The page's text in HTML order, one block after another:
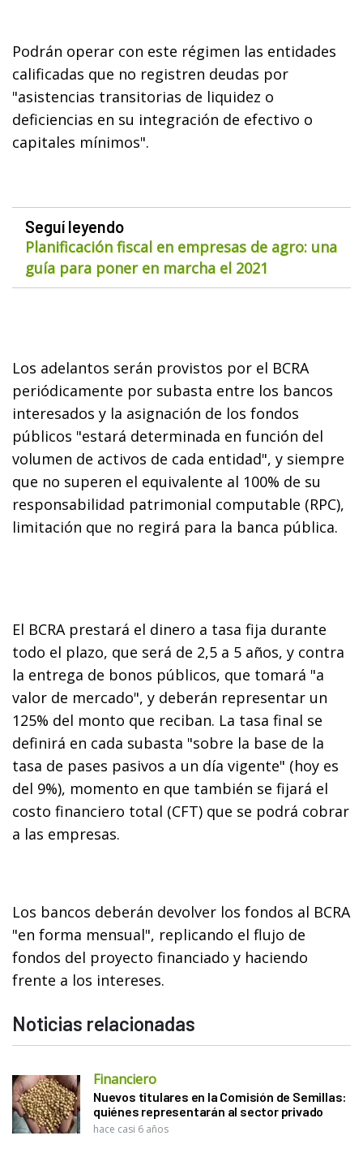
Podrán operar con este régimen las entidades
calificadas que no registren deudas por
"asistencias transitorias de liquidez o
deficiencias en su integración de efectivo o
capitales mínimos".
Seguí leyendo
Planificación fiscal en empresas de agro: una
guía para poner en marcha el 2021
Los adelantos serán provistos por el BCRA
periódicamente por subasta entre los bancos
interesados y la asignación de los fondos
públicos "estará determinada en función del
volumen de activos de cada entidad", y siempre
que no superen el equivalente al 100% de su
responsabilidad patrimonial computable (RPC),
limitación que no regirá para la banca pública.
El BCRA prestará el dinero a tasa fija durante
todo el plazo, que será de 2,5 a 5 años, y contra
la entrega de bonos públicos, que tomará "a
valor de mercado", y deberán representar un
125% del monto que reciban. La tasa final se
definirá en cada subasta "sobre la base de la
tasa de pases pasivos a un día vigente" (hoy es
del 9%), momento en que también se fijará el
costo financiero total (CFT) que se podrá cobrar
a las empresas.
Los bancos deberán devolver los fondos al BCRA
"en forma mensual", replicando el flujo de
fondos del proyecto financiado y haciendo
frente a los intereses.
Noticias relacionadas
Financiero
Nuevos titulares en la Comisión de Semillas:
quiénes representarán al sector privado
hace casi 6 años